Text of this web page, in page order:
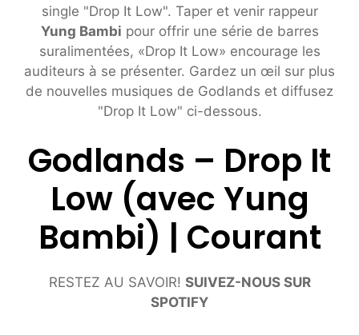
single "Drop It Low". Taper et venir rappeur
Yung Bambi pour offrir une série de barres
suralimentées, «Drop It Low» encourage les
auditeurs à se présenter. Gardez un œil sur plus
de nouvelles musiques de Godlands et diffusez
"Drop It Low" ci-dessous.
Godlands – Drop It
Low (avec Yung
Bambi) | Courant
RESTEZ AU SAVOIR! SUIVEZ-NOUS SUR
SPOTIFY